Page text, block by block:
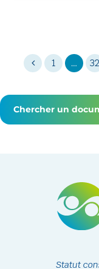
1 … 32
Chercher un
Statut